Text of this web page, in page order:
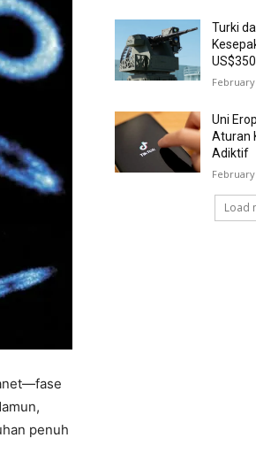
penuh
Turki
February
Uni
Aturan
Adiktif
February
Load